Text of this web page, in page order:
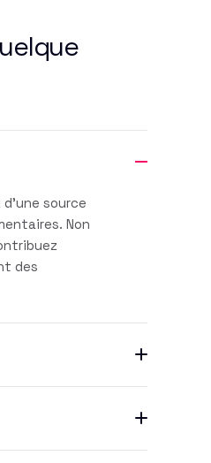
source
Non
des